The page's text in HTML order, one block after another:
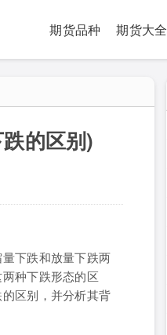
期货品种 期货大全
的区别)
下跌和放量下跌两
种下跌形态的区
区别，并分析其背